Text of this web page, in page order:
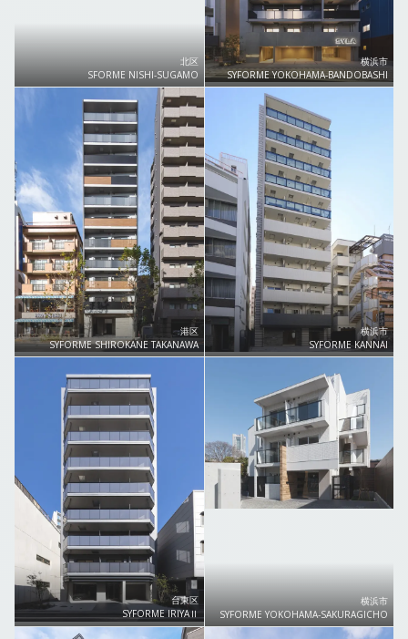
北区
SFORME NISHI-SUGAMO
横浜市
SYFORME YOKOHAMA-BANDOBASHI
港区
SYFORME SHIROKANE TAKANAWA
横浜市
SYFORME KANNAI
台東区
SYFORME IRIYAⅡ
横浜市
SYFORME YOKOHAMA‐SAKURAGICHO